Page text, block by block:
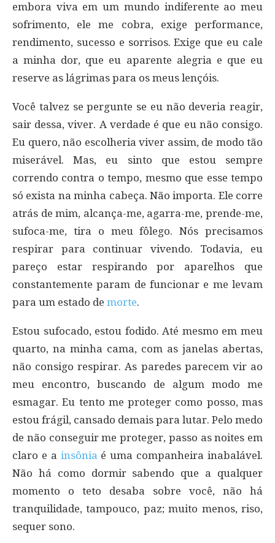
embora viva em um mundo indiferente ao meu
sofrimento, ele me cobra, exige performance,
rendimento, sucesso e sorrisos. Exige que eu cale
a minha dor, que eu aparente alegria e que eu
reserve as lágrimas para os meus lençóis.
Você talvez se pergunte se eu não deveria reagir,
sair dessa, viver. A verdade é que eu não consigo.
Eu quero, não escolheria viver assim, de modo tão
miserável. Mas, eu sinto que estou sempre
correndo contra o tempo, mesmo que esse tempo
só exista na minha cabeça. Não importa. Ele corre
atrás de mim, alcança-me, agarra-me, prende-me,
sufoca-me, tira o meu fôlego. Nós precisamos
respirar para continuar vivendo. Todavia, eu
pareço estar respirando por aparelhos que
constantemente param de funcionar e me levam
para um estado de morte.
Estou sufocado, estou fodido. Até mesmo em meu
quarto, na minha cama, com as janelas abertas,
não consigo respirar. As paredes parecem vir ao
meu encontro, buscando de algum modo me
esmagar. Eu tento me proteger como posso, mas
estou frágil, cansado demais para lutar. Pelo medo
de não conseguir me proteger, passo as noites em
claro e a insônia é uma companheira inabalável.
Não há como dormir sabendo que a qualquer
momento o teto desaba sobre você, não há
tranquilidade, tampouco, paz; muito menos, riso,
sequer sono.